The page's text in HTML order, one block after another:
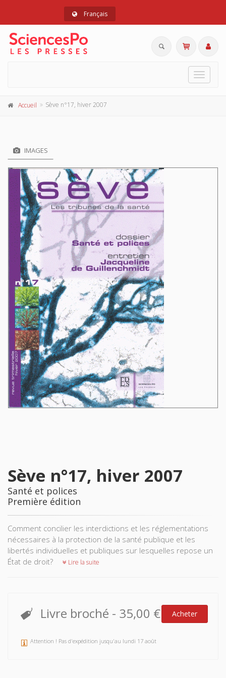
Français
Toggle
Accueil Sève n°17, hiver 2007
IMAGES
Sève n°17, hiver 2007
Santé et polices
Première édition
Comment concilier les interdictions et les réglementations
nécessaires à la protection de la santé publique et les
libertés individuelles et publiques sur lesquelles repose un
État de droit?
Lire la suite
Livre broché - 35,00 € Acheter
Attention ! Pas d'expédition jusqu'au lundi 17 août